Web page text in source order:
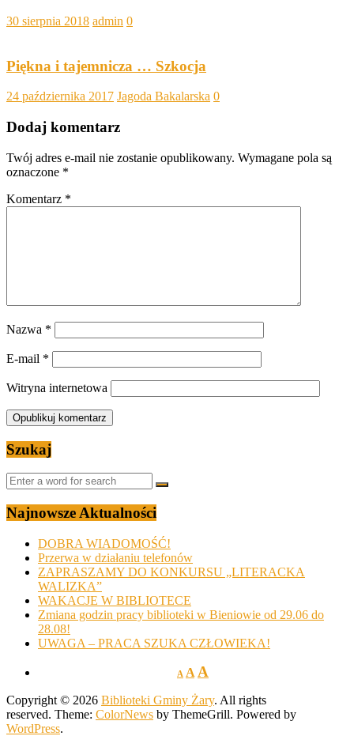
30 sierpnia 2018 admin 0
Piękna i tajemnicza … Szkocja
24 października 2017 Jagoda Bakalarska 0
Dodaj komentarz
Twój adres e-mail nie zostanie opublikowany. Wymagane pola są
oznaczone *
Komentarz *
Nazwa *
E-mail *
Witryna internetowa
Szukaj
Najnowsze Aktualności
DOBRA WIADOMOŚĆ!
Przerwa w działaniu telefonów
ZAPRASZAMY DO KONKURSU „LITERACKA
WALIZKA”
WAKACJE W BIBLIOTECE
Zmiana godzin pracy biblioteki w Bieniowie od 29.06 do
28.08!
UWAGA – PRACA SZUKA CZŁOWIEKA!
A A A
Copyright © 2026 Biblioteki Gminy Żary. All rights
reserved. Theme: ColorNews by ThemeGrill. Powered by
WordPress.